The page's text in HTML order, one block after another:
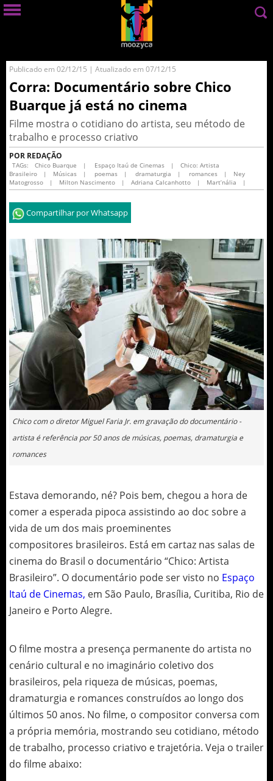
Publicado em 02/12/15 | Atualizado em 07/12/15
Corra: Documentário sobre Chico
Buarque já está no cinema
Filme mostra o cotidiano do artista, seu método de
trabalho e processo criativo
POR REDAÇÃO
TAGs: Chico Buarque | Espaço Itaú de Cinemas |
Chico: Artista
Brasileiro
| Músicas | poemas | dramaturgia | romances |
Ney
Matogrosso
| Milton Nascimento | Adriana Calcanhotto | Mart’nália |
Compartilhar por Whatsapp
Chico com o diretor Miguel Faria Jr. em gravação do documentário -
artista é referência por 50 anos de músicas, poemas, dramaturgia e
romances
Estava demorando, né? Pois bem, chegou a hora de
comer a esperada pipoca assistindo ao doc sobre a
vida de um dos mais proeminentes
compositores brasileiros. Está em cartaz nas salas de
cinema do Brasil o documentário “Chico: Artista
Brasileiro”. O documentário pode ser visto no Espaço
Itaú de Cinemas, em São Paulo, Brasília, Curitiba, Rio de
Janeiro e Porto Alegre.
O filme mostra a presença permanente do artista no
cenário cultural e no imaginário coletivo dos
brasileiros, pela riqueza de músicas, poemas,
dramaturgia e romances construídos ao longo dos
últimos 50 anos. No filme, o compositor conversa com
a própria memória, mostrando seu cotidiano, método
de trabalho, processo criativo e trajetória. Veja o trailer
do filme abaixo: